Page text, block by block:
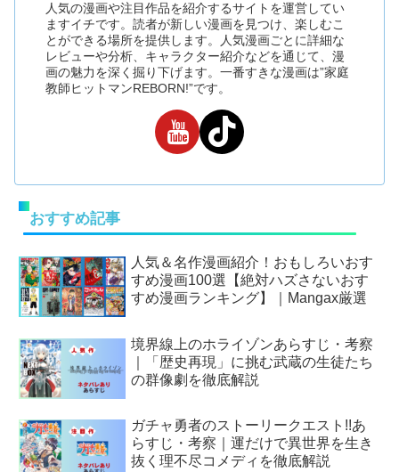
人気の漫画や注目作品を紹介するサイトを運営してい
ますイチです。読者が新しい漫画を見つけ、楽しむこ
とができる場所を提供します。人気漫画ごとに詳細な
レビューや分析、キャラクター紹介などを通じて、漫
画の魅力を深く掘り下げます。一番すきな漫画は”家庭
教師ヒットマンREBORN!”です。
おすすめ記事
人気＆名作漫画紹介！おもしろいおす
すめ漫画100選【絶対ハズさないおす
すめ漫画ランキング】｜Mangax厳選
境界線上のホライゾンあらすじ・考察
｜「歴史再現」に挑む武蔵の生徒たち
の群像劇を徹底解説
ガチャ勇者のストーリークエスト!!あ
らすじ・考察｜運だけで異世界を生き
抜く理不尽コメディを徹底解説